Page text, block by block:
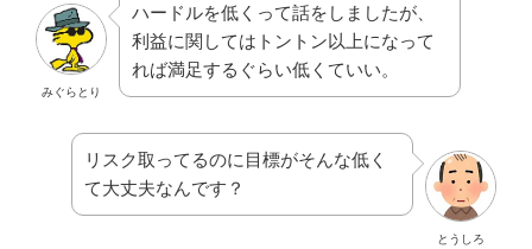
みぐらとり
ハードルを低くって話をしましたが、
利益に関してはトントン以上になって
れば満足するぐらい低くていい。
とうしろ
リスク取ってるのに目標がそんな低く
て大丈夫なんです？